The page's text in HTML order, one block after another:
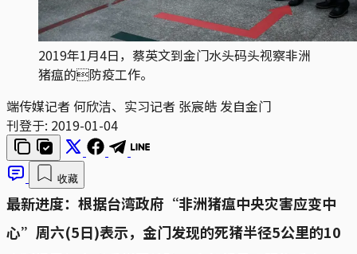
2019年1月4日，蔡英文到金门水头码头视察非洲
猪瘟的防疫工作。
端传媒记者 何欣洁、实习记者 张宸皓 发自金门
刊登于: 2019-01-04
收藏
最新进度：根据台湾政府“非洲猪瘟中央灾害应变中
心”周六(5日)表示，金门发现的死猪半径5公里的10